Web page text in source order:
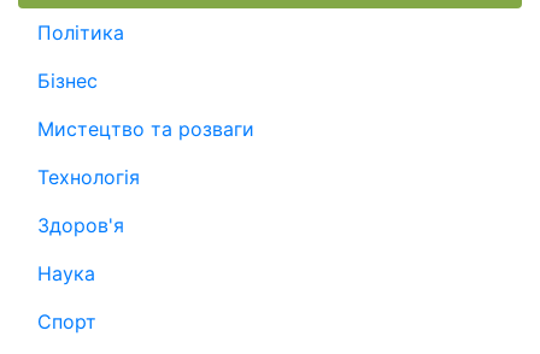
Політика
Бізнес
Мистецтво та розваги
Технологія
Здоров'я
Наука
Спорт